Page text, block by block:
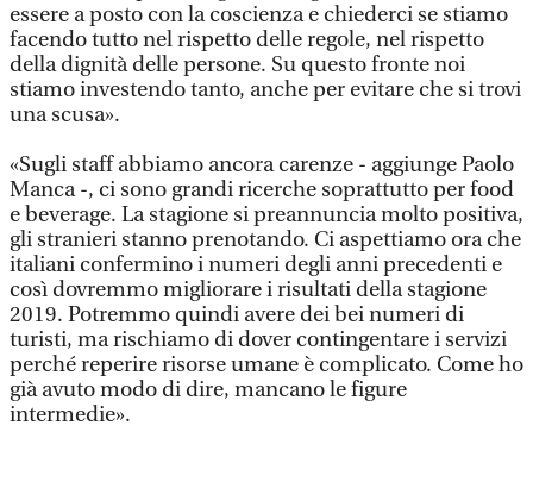
essere a posto con la coscienza e chiederci se stiamo
facendo tutto nel rispetto delle regole, nel rispetto
della dignità delle persone. Su questo fronte noi
stiamo investendo tanto, anche per evitare che si trovi
una scusa».
«Sugli staff abbiamo ancora carenze - aggiunge Paolo
Manca -, ci sono grandi ricerche soprattutto per food
e beverage. La stagione si preannuncia molto positiva,
gli stranieri stanno prenotando. Ci aspettiamo ora che
italiani confermino i numeri degli anni precedenti e
così dovremmo migliorare i risultati della stagione
2019. Potremmo quindi avere dei bei numeri di
turisti, ma rischiamo di dover contingentare i servizi
perché reperire risorse umane è complicato. Come ho
già avuto modo di dire, mancano le figure
intermedie».